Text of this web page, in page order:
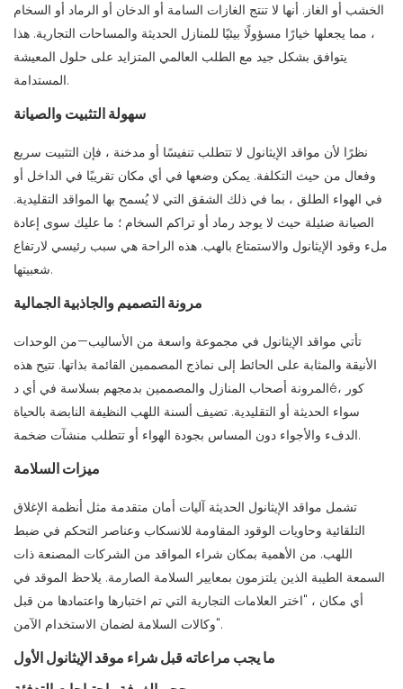
الخشب أو الغاز. أنها لا تنتج الغازات السامة أو الدخان أو الرماد أو السخام
، مما يجعلها خيارًا مسؤولًا بيئيًا للمنازل الحديثة والمساحات التجارية. هذا
يتوافق بشكل جيد مع الطلب العالمي المتزايد على حلول المعيشة
المستدامة.
سهولة التثبيت والصيانة
نظرًا لأن مواقد الإيثانول لا تتطلب تنفيسًا أو مدخنة ، فإن التثبيت سريع
وفعال من حيث التكلفة. يمكن وضعها في أي مكان تقريبًا في الداخل أو
في الهواء الطلق ، بما في ذلك الشقق التي لا يُسمح بها المواقد التقليدية.
الصيانة ضئيلة حيث لا يوجد رماد أو تراكم السخام ؛ ما عليك سوى إعادة
ملء وقود الإيثانول والاستمتاع بالهب. هذه الراحة هي سبب رئيسي لارتفاع
شعبيتها.
مرونة التصميم والجاذبية الجمالية
تأتي مواقد الإيثانول في مجموعة واسعة من الأساليب—من الوحدات
الأنيقة والمثابة على الحائط إلى نماذج المصممين القائمة بذاتها. تتيح هذه
المرونة أصحاب المنازل والمصممين بدمجهم بسلاسة في أي دéكور ،
سواء الحديثة أو التقليدية. تضيف ألسنة اللهب النظيفة النابضة بالحياة
الدفء والأجواء دون المساس بجودة الهواء أو تتطلب منشآت ضخمة.
ميزات السلامة
تشمل مواقد الإيثانول الحديثة آليات أمان متقدمة مثل أنظمة الإغلاق
التلقائية وحاويات الوقود المقاومة للانسكاب وعناصر التحكم في ضبط
اللهب. من الأهمية بمكان شراء المواقد من الشركات المصنعة ذات
السمعة الطيبة الذين يلتزمون بمعايير السلامة الصارمة. يلاحظ الموقد في
أي مكان ، "اختر العلامات التجارية التي تم اختبارها واعتمادها من قبل
وكالات السلامة لضمان الاستخدام الآمن".
ما يجب مراعاته قبل شراء موقد الإيثانول الأول